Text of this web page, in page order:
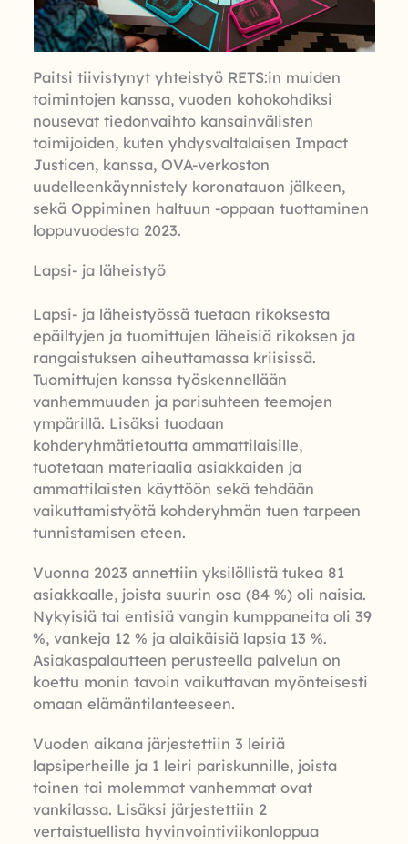
Paitsi tiivistynyt yhteistyö RETS:in muiden
toimintojen kanssa, vuoden kohokohdiksi
nousevat tiedonvaihto kansainvälisten
toimijoiden, kuten yhdysvaltalaisen Impact
Justicen, kanssa, OVA-verkoston
uudelleenkäynnistely koronatauon jälkeen,
sekä Oppiminen haltuun -oppaan tuottaminen
loppuvuodesta 2023.
Lapsi- ja läheistyö
Lapsi- ja läheistyössä tuetaan rikoksesta
epäiltyjen ja tuomittujen läheisiä rikoksen ja
rangaistuksen aiheuttamassa kriisissä.
Tuomittujen kanssa työskennellään
vanhemmuuden ja parisuhteen teemojen
ympärillä. Lisäksi tuodaan
kohderyhmätietoutta ammattilaisille,
tuotetaan materiaalia asiakkaiden ja
ammattilaisten käyttöön sekä tehdään
vaikuttamistyötä kohderyhmän tuen tarpeen
tunnistamisen eteen.
Vuonna 2023 annettiin yksilöllistä tukea 81
asiakkaalle, joista suurin osa (84 %) oli naisia.
Nykyisiä tai entisiä vangin kumppaneita oli 39
%, vankeja 12 % ja alaikäisiä lapsia 13 %.
Asiakaspalautteen perusteella palvelun on
koettu monin tavoin vaikuttavan myönteisesti
omaan elämäntilanteeseen.
Vuoden aikana järjestettiin 3 leiriä
lapsiperheille ja 1 leiri pariskunnille, joista
toinen tai molemmat vanhemmat ovat
vankilassa. Lisäksi järjestettiin 2
vertaistuellista hyvinvointiviikonloppua